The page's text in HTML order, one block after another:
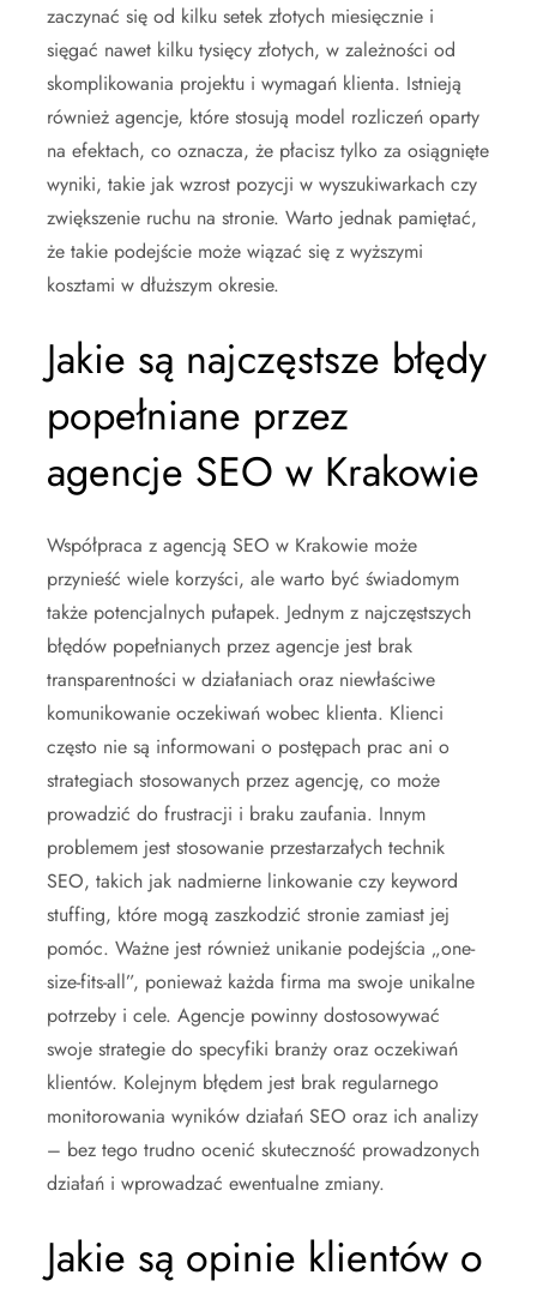
zaczynać się od kilku setek złotych miesięcznie i
sięgać nawet kilku tysięcy złotych, w zależności od
skomplikowania projektu i wymagań klienta. Istnieją
również agencje, które stosują model rozliczeń oparty
na efektach, co oznacza, że płacisz tylko za osiągnięte
wyniki, takie jak wzrost pozycji w wyszukiwarkach czy
zwiększenie ruchu na stronie. Warto jednak pamiętać,
że takie podejście może wiązać się z wyższymi
kosztami w dłuższym okresie.
Jakie są najczęstsze błędy
popełniane przez
agencje SEO w Krakowie
Współpraca z agencją SEO w Krakowie może
przynieść wiele korzyści, ale warto być świadomym
także potencjalnych pułapek. Jednym z najczęstszych
błędów popełnianych przez agencje jest brak
transparentności w działaniach oraz niewłaściwe
komunikowanie oczekiwań wobec klienta. Klienci
często nie są informowani o postępach prac ani o
strategiach stosowanych przez agencję, co może
prowadzić do frustracji i braku zaufania. Innym
problemem jest stosowanie przestarzałych technik
SEO, takich jak nadmierne linkowanie czy keyword
stuffing, które mogą zaszkodzić stronie zamiast jej
pomóc. Ważne jest również unikanie podejścia „one-
size-fits-all”, ponieważ każda firma ma swoje unikalne
potrzeby i cele. Agencje powinny dostosowywać
swoje strategie do specyfiki branży oraz oczekiwań
klientów. Kolejnym błędem jest brak regularnego
monitorowania wyników działań SEO oraz ich analizy
– bez tego trudno ocenić skuteczność prowadzonych
działań i wprowadzać ewentualne zmiany.
Jakie są opinie klientów o